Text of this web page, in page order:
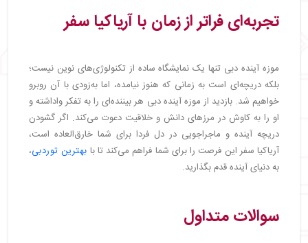
تجربه‌ای فراتر از زمان با آریاکیا سفر
موزه آینده دبی تنها یک نمایشگاه ساده از تکنولوژی‌های نوین نیست؛
بلکه دریچه‌ای است به زمانی که هنوز نیامده، اما به‌زودی با آن روبرو
خواهیم شد. بازدید از موزه آینده دبی هر بیننده‌ای را به تفکر واداشته و
او را به کاوش در مرزهای دانش و خلاقیت دعوت می‌کند. اگر گشودن
دریچه آینده و ماجراجویی در دل فردا برای شما خارق‌العاده است،
آریاکیا سفر این فرصت را برای شما فراهم می‌کند تا با بهترین توردبی،
به دنیای آینده قدم بگذارید.
سوالات متداول